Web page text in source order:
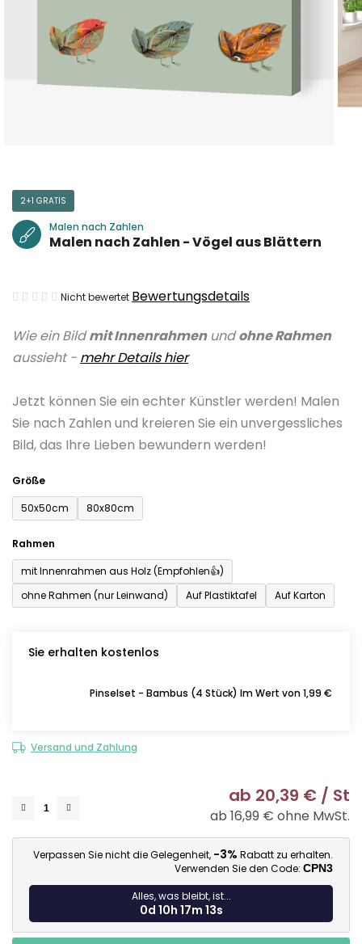
Wie ein Bildmit Innenrahmenundohne Rahmen
aussieht - mehr Details hier
Jetzt können Sie ein echter Künstler werden! Malen
Sie nach Zahlen und kreieren Sie ein unvergessliches
Bild, das Ihre Lieben bewundern werden!
Größe
50x50cm
80x80cm
Rahmen
mit Innenrahmen aus Holz (Empfohlen👍)
ohne Rahmen (nur Leinwand)
Auf Plastiktafel Auf Karton
Sie erhalten kostenlos
Pinselset - Bambus (4 Stück) Im Wert von 1,99 €
Versand und Zahlung
ab 20,39 € / St
ab 16,99 € ohne MwSt.
Verpassen Sie nicht die Gelegenheit, -3% Rabatt zu erhalten.
Verwenden Sie den Code: CPN3
Alles, was bleibt, ist...
0d 10h 17m 12s
2+1 GRATIS
Malen nach Zahlen
Malen nach Zahlen - Vögel aus Blättern
Die
Produktbewertung
ist
von
5
Sternen.
Nicht bewertet Bewertungsdetails